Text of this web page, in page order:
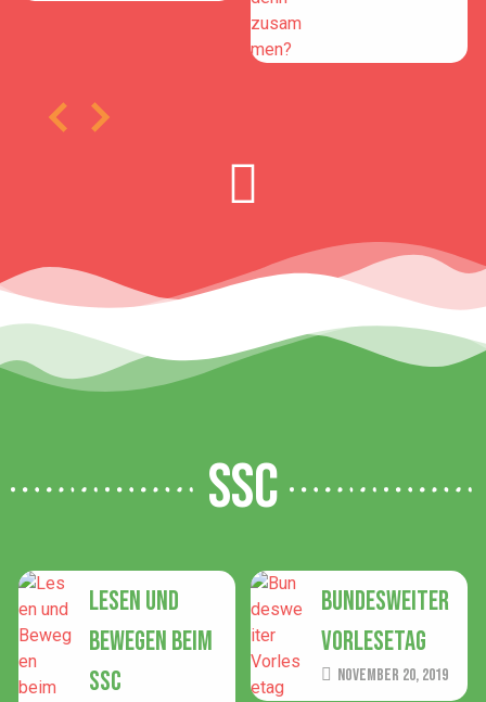
SSC
Lesen und
Bewegen beim
SSC
Bundesweiter
Vorlesetag
November 20, 2019